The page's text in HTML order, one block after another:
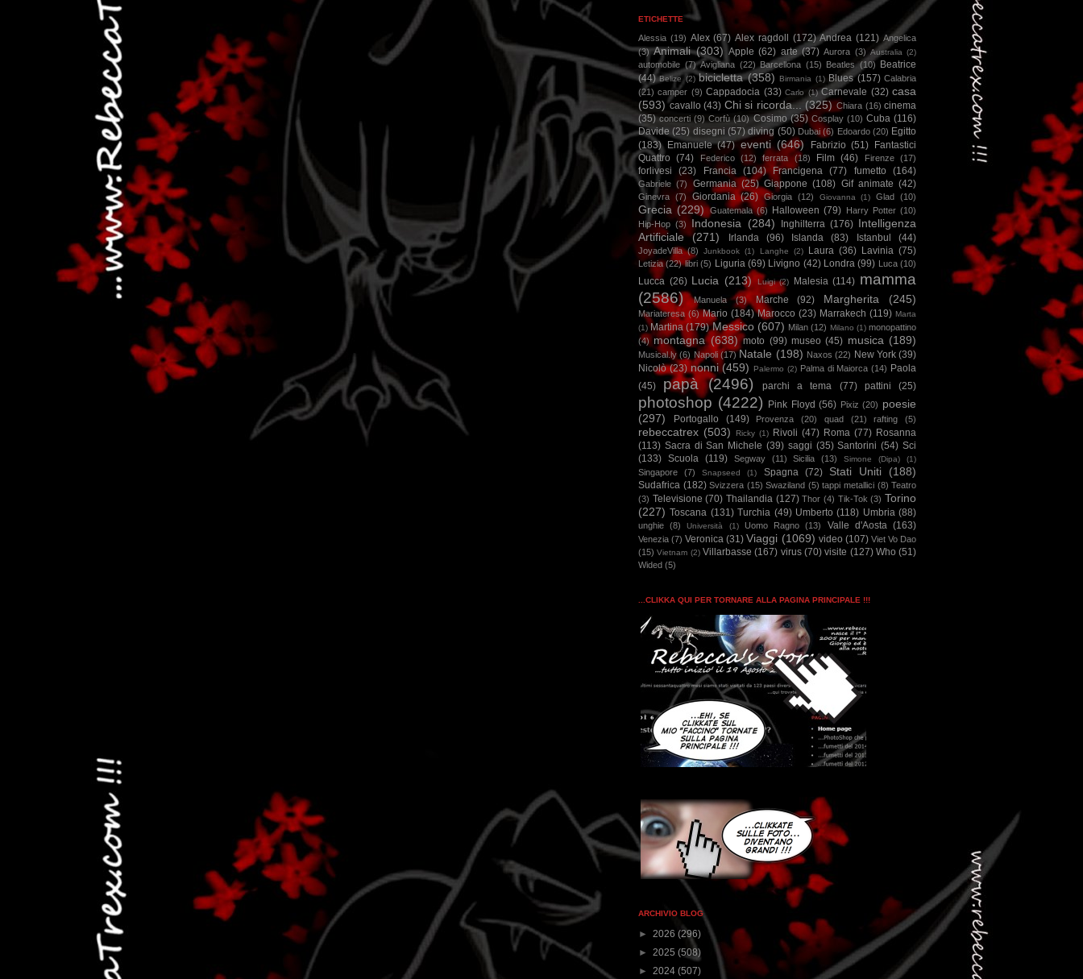
ETICHETTE
Alessia (19) Alex (67) Alex ragdoll (172) Andrea (121) Angelica
(3) Animali (303) Apple (62) arte (37) Aurora (3) Australia (2)
automobile (7) Avigliana (22) Barcellona (15) Beatles (10)
Beatrice
(44) Belize (2) bicicletta (358) Birmania (1) Blues (157) Calabria
(21) camper (9) Cappadocia (33) Carlo (1) Carnevale (32) casa
(593) cavallo (43) Chi si ricorda... (325) Chiara (16) cinema
(35) concerti (9) Corfù (10) Cosimo (35) Cosplay (10) Cuba (116)
Davide (25) disegni (57) diving (50) Dubai (6) Edoardo (20) Egitto
(183)
Emanuele (47) eventi (646) Fabrizio (51)
Fantastici
Quattro (74) Federico (12) ferrata (18) Film (46) Firenze (17)
forlivesi (23) Francia (104) Francigena (77) fumetto (164)
Gabriele (7) Germania (25) Giappone (108) Gif animate (42)
Ginevra (7) Giordania (26) Giorgia (12) Giovanna (1) Glad (10)
Grecia (229) Guatemala (6) Halloween (79) Harry Potter (10)
Hip-Hop (3) Indonesia (284) Inghilterra (176) Intelligenza
Artificiale
(271) Irlanda (96) Islanda (83) Istanbul (44)
JoyadeVilla (8) Junkbook (1) Langhe (2) Laura (36) Lavinia (75)
Letizia (22) libri (5) Liguria (69) Livigno (42) Londra (99) Luca (10)
Lucca (26) Lucia (213) Luigi (2) Malesia (114) mamma
(2586)
Manuela (3) Marche (92) Margherita (245)
Mariateresa (6) Mario (184) Marocco (23) Marrakech (119) Marta
(1) Martina (179) Messico (607) Milan (12) Milano (1) monopattino
(4) montagna (638) moto (99) museo (45) musica (189)
Musical.ly (6) Napoli (17) Natale (198) Naxos (22) New York (39)
Nicolò (23) nonni (459) Palermo (2) Palma di Maiorca (14) Paola
(45)
papà (2496) parchi a tema (77) pattini (25)
photoshop (4222) Pink Floyd (56) Pixiz (20) poesie
(297)
Portogallo (149) Provenza (20) quad (21) rafting (5)
rebeccatrex (503) Ricky (1) Rivoli (47) Roma (77) Rosanna
(113) Sacra di San Michele (39) saggi (35) Santorini (54) Sci
(133) Scuola (119) Segway (11) Sicilia (13) Simone (Dipa) (1)
Singapore (7) Snapseed (1) Spagna (72) Stati Uniti (188)
Sudafrica (182) Svizzera (15) Swaziland (5) tappi metallici (8) Teatro
(3) Televisione (70) Thailandia (127) Thor (4) Tik-Tok (3) Torino
(227) Toscana (131) Turchia (49) Umberto (118) Umbria (88)
unghie (8) Università (1) Uomo Ragno (13) Valle d'Aosta (163)
Venezia (7) Veronica (31) Viaggi (1069) video (107) Viet Vo Dao
(15) Vietnam (2) Villarbasse (167) virus (70) visite (127) Who (51)
Wided (5)
...CLIKKA QUI PER TORNARE ALLA PAGINA PRINCIPALE !!!
ARCHIVIO BLOG
► 2026 (296)
► 2025 (508)
► 2024 (507)